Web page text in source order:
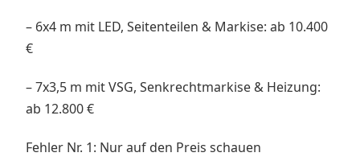
– 6x4 m mit LED, Seitenteilen & Markise: ab 10.400
€
– 7x3,5 m mit VSG, Senkrechtmarkise & Heizung:
ab 12.800 €
Fehler Nr. 1: Nur auf den Preis schauen